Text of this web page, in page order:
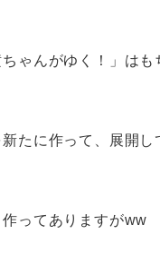
ゃんがゆく！」はも
たに作って、展開し
ってありますがww